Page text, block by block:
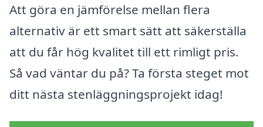
Att göra en jämförelse mellan flera
alternativ är ett smart sätt att säkerställa
att du får hög kvalitet till ett rimligt pris.
Så vad väntar du på? Ta första steget mot
ditt nästa stenläggningsprojekt idag!